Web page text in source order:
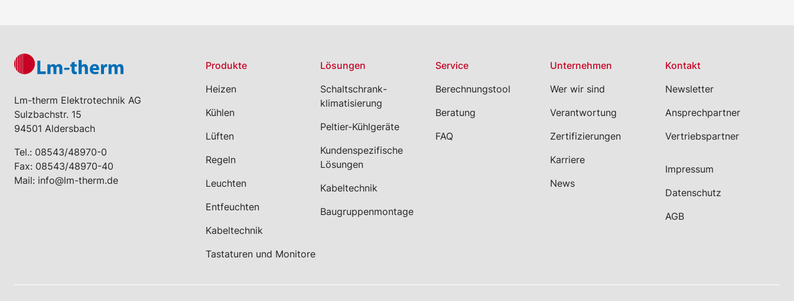
Lm-therm Elektrotechnik AG
Sulzbachstr. 15
94501 Aldersbach
Tel.: 08543/48970-0
Fax: 08543/48970-40
Mail: info@lm-therm.de
Produkte
Heizen
Kühlen
Lüften
Regeln
Leuchten
Entfeuchten
Kabeltechnik
Tastaturen und Monitore
Lösungen
Schaltschrank­
klimatisierung
Peltier-Kühlgeräte
Kundenspezifische
Lösungen
Kabeltechnik
Baugruppenmontage
Service
Berechnungstool
Beratung
FAQ
Unternehmen
Wer wir sind
Verantwortung
Zertifizierungen
Karriere
News
Kontakt
Newsletter
Ansprechpartner
Vertriebspartner
Impressum
Datenschutz
AGB